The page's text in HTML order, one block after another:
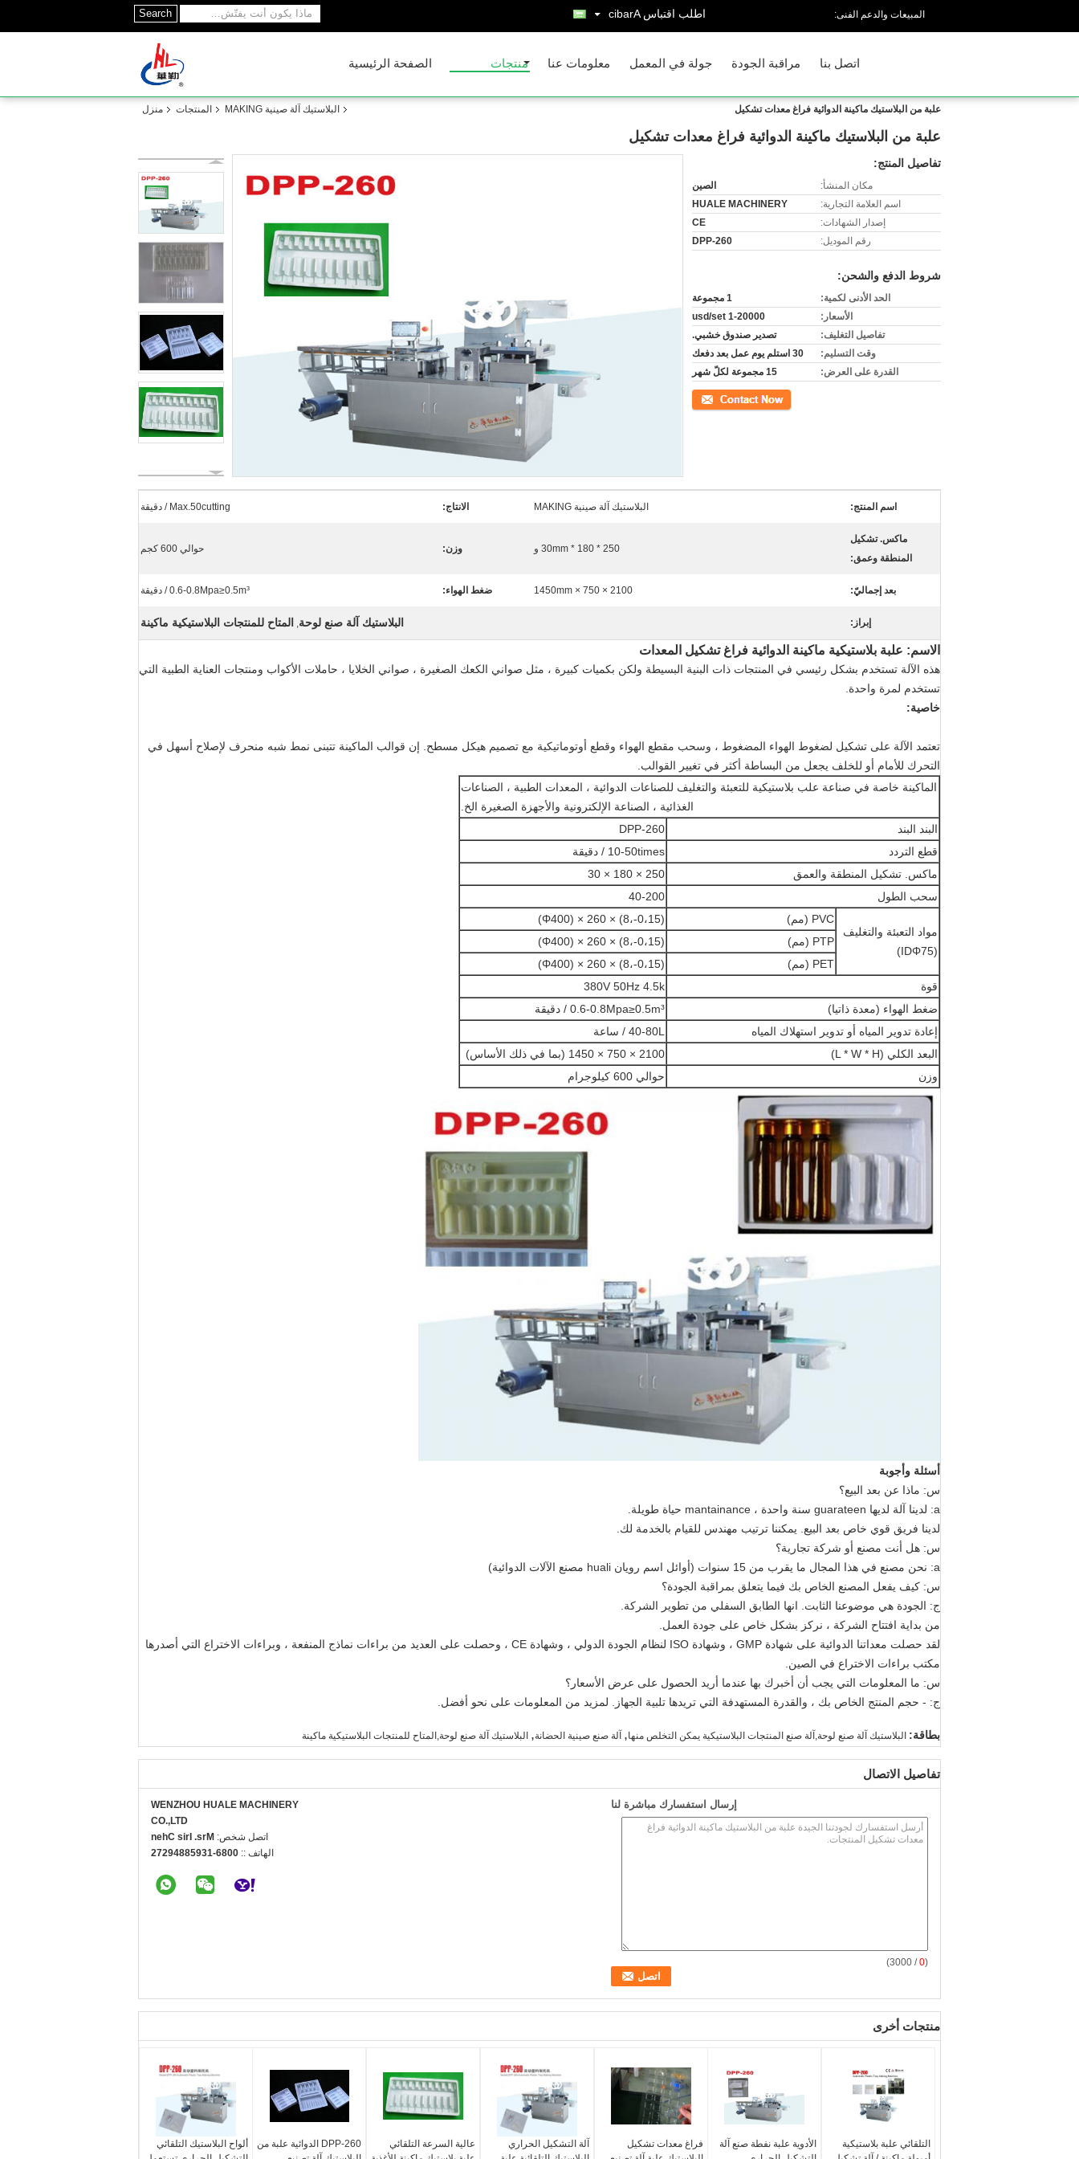
Search المبيعات والدعم الفنى: اطلب اقتباس Arabic
الصفحة الرئيسية منتجات معلومات عنا جولة في المعمل مراقبة الجودة اتصل بنا
منزل المنتجات البلاستيك آلة صينية MAKING علبة من البلاستيك ماكينة الدوائية فراغ معدات تشكيل
علبة من البلاستيك ماكينة الدوائية فراغ معدات تشكيل
تفاصيل المنتج:
مكان المنشأ:
الصين
اسم العلامة التجارية:
HUALE MACHINERY
إصدار الشهادات:
CE
رقم الموديل:
DPP-260
شروط الدفع والشحن:
الحد الأدنى لكمية:
1 مجموعة
الأسعار:
1-20000 usd/set
تفاصيل التغليف:
تصدير صندوق خشبي.
وقت التسليم:
30 استلم يوم عمل بعد دفعك
القدرة على العرض:
15 مجموعة لكلّ شهر
اتصل
اسم المنتج: البلاستيك آلة صينية MAKING الانتاج: Max.50cutting / دقيقة
ماكس. تشكيل
المنطقة وعمق:
250 * 180 * 30mm و وزن: حوالي 600 كجم
بعد إجماليّ: 2100 × 750 × 1450mm ضغط الهواء: 0.6-0.8Mpa≥0.5m³ / دقيقة
إبراز: البلاستيك آلة صنع لوحة, المتاح للمنتجات البلاستيكية ماكينة
الاسم: علبة بلاستيكية ماكينة الدوائية فراغ تشكيل المعدات
هذه الآلة تستخدم بشكل رئيسي في المنتجات ذات البنية البسيطة ولكن بكميات كبيرة ، مثل صواني الكعك الصغيرة ، صواني الخلايا ، حاملات الأكواب ومنتجات العناية الطبية التي
تستخدم لمرة واحدة.
خاصية:
تعتمد الآلة على تشكيل لضغوط الهواء المضغوط ، وسحب مقطع الهواء وقطع أوتوماتيكية مع تصميم هيكل مسطح. إن قوالب الماكينة تتبنى نمط شبه منحرف لإصلاح أسهل في
التحرك للأمام أو للخلف يجعل من البساطة أكثر في تغيير القوالب.
الماكينة خاصة في صناعة علب بلاستيكية للتعبئة والتغليف للصناعات الدوائية ، المعدات الطبية ، الصناعات
الغذائية ، الصناعة الإلكترونية والأجهزة الصغيرة الخ.
البند البند
DPP-260
قطع التردد
10-50times / دقيقة
ماكس. تشكيل المنطقة والعمق
250 × 180 × 30
سحب الطول
40-200
مواد التعبئة والتغليف
(IDΦ75)
PVC (مم)
(0،15-،8) × 260 × (Φ400)
PTP (مم)
(0،15-،8) × 260 × (Φ400)
PET (مم)
(0،15-،8) × 260 × (Φ400)
قوة
380V 50Hz 4.5k
ضغط الهواء (معدة ذاتيا)
0.6-0.8Mpa≥0.5m³ / دقيقة
إعادة تدوير المياه أو تدوير استهلاك المياه
40-80L / ساعة
البعد الكلي (L * W * H)
2100 × 750 × 1450 (بما في ذلك الأساس)
وزن
حوالي 600 كيلوجرام
أسئلة وأجوبة
س: ماذا عن بعد البيع؟
a: لدينا آلة لديها guarateen سنة واحدة ، mantainance حياة طويلة.
لدينا فريق قوي خاص بعد البيع. يمكننا ترتيب مهندس للقيام بالخدمة لك.
س: هل أنت مصنع أو شركة تجارية؟
a: نحن مصنع في هذا المجال ما يقرب من 15 سنوات (أوائل اسم رويان huali مصنع الآلات الدوائية)
س: كيف يفعل المصنع الخاص بك فيما يتعلق بمراقبة الجودة؟
ج: الجودة هي موضوعنا الثابت. انها الطابق السفلي من تطوير الشركة.
من بداية افتتاح الشركة ، نركز بشكل خاص على جودة العمل.
لقد حصلت معداتنا الدوائية على شهادة GMP ، وشهادة ISO لنظام الجودة الدولي ، وشهادة CE ، وحصلت على العديد من براءات نماذج المنفعة ، وبراءات الاختراع التي أصدرها
مكتب براءات الاختراع في الصين.
س: ما المعلومات التي يجب أن أخبرك بها عندما أريد الحصول على عرض الأسعار؟
ج: - حجم المنتج الخاص بك ، والقدرة المستهدفة التي تريدها تلبية الجهاز. لمزيد من المعلومات على نحو أفضل.
بطاقة: البلاستيك آلة صنع لوحة,آلة صنع المنتجات البلاستيكية يمكن التخلص منها, آلة صنع صينية الحضانة, البلاستيك آلة صنع لوحة,المتاح للمنتجات البلاستيكية ماكينة
تفاصيل الاتصال
WENZHOU HUALE MACHINERY
CO.,LTD
اتصل شخص: Mrs. Iris Chen
الهاتف :: 0086-13958849272
إرسال استفسارك مباشرة لنا
(
0
/ 3000)
منتجات أخرى
ألواح البلاستيك التلقائي
DPP-260 الدوائية علبة من
عالية السرعة التلقائي
آلة التشكيل الحراري
فراغ معدات تشكيل
الأدوية علبة نفطة صنع آلة
التلقائي علبة بلاستيكية